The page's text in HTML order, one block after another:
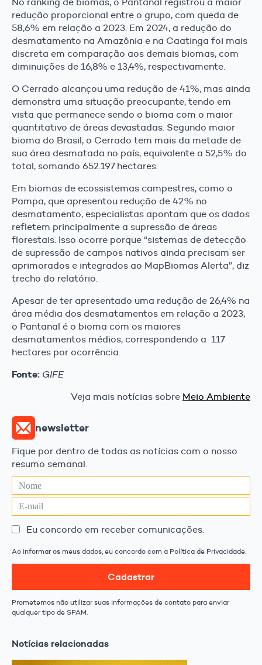
redução proporcional entre o grupo, com queda de
58,6% em relação a 2023. Em 2024, a redução do
desmatamento na Amazônia e na Caatinga foi mais
discreta em comparação aos demais biomas, com
diminuições de 16,8% e 13,4%, respectivamente.
O Cerrado alcançou uma redução de 41%, mas ainda
demonstra uma situação preocupante, tendo em
vista que permanece sendo o bioma com o maior
quantitativo de áreas devastadas. Segundo maior
bioma do Brasil, o Cerrado tem mais da metade de
sua área desmatada no país, equivalente a 52,5% do
total, somando 652.197 hectares.
Em biomas de ecossistemas campestres, como o
Pampa, que apresentou redução de 42% no
desmatamento, especialistas apontam que os dados
refletem principalmente a supressão de áreas
florestais. Isso ocorre porque “sistemas de detecção
de supressão de campos nativos ainda precisam ser
aprimorados e integrados ao MapBiomas Alerta”, diz
trecho do relatório.
Apesar de ter apresentado uma redução de 26,4% na
área média dos desmatamentos em relação a 2023,
o Pantanal é o bioma com os maiores
desmatamentos médios, correspondendo a 117
hectares por ocorrência.
Fonte: GIFE
Veja mais notícias sobre Meio Ambiente
newsletter
Fique por dentro de todas as notícias com o nosso
resumo semanal.
Eu concordo em receber comunicações.
Ao informar os meus dados, eu concordo com a Política de Privacidade.
Cadastrar
Prometemos não utilizar suas informações de contato para enviar
qualquer tipo de SPAM.
Notícias relacionadas